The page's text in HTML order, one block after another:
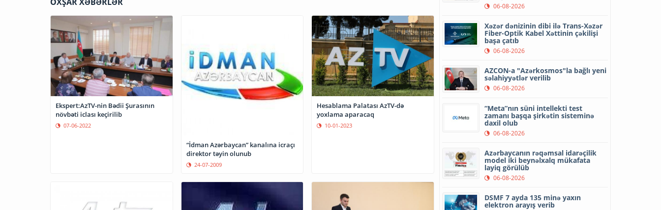
Ekspert:AzTV-nin Bədii Şurasının
növbəti iclası keçirilib
07-06-2022
“İdman Azərbaycan” kanalına icraçı
direktor təyin olunub
24-07-2009
Hesablama Palatası AzTV-də
yoxlama aparacaq
10-01-2023
06-08-2026
Xəzər dənizinin dibi ilə Trans-Xəzər
Fiber-Optik Kabel Xəttinin çəkilişi
başa çatıb
06-08-2026
AZCON-a "Azərkosmos"la bağlı yeni
səlahiyyətlər verilib
06-08-2026
“Meta”nın süni intellekti test
zamanı başqa şirkətin sisteminə
daxil olub
06-08-2026
Azərbaycanın rəqəmsal idarəçilik
model iki beynəlxalq mükafata
layiq görülüb
06-08-2026
DSMF 7 ayda 135 minə yaxın
elektron arayış verib